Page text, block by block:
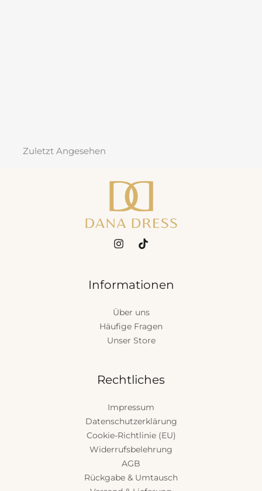
Zuletzt Angesehen
Informationen
Über uns
Häufige Fragen
Unser Store
Rechtliches
Impressum
Datenschutzerklärung
Cookie-Richtlinie (EU)
Widerrufsbelehrung
AGB
Rückgabe & Umtausch